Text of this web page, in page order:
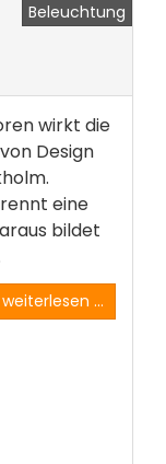
Beleuchtung
wirkt die
Design
eine
bildet
weiterlesen ...